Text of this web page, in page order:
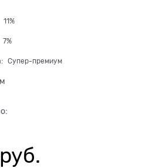
11%
7%
Супер-премиум
руб.